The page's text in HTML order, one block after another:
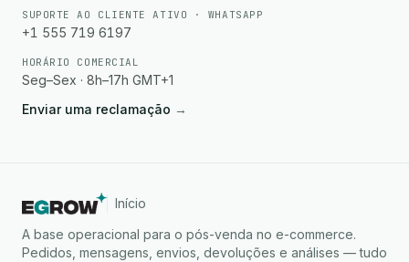
SUPORTE AO CLIENTE ATIVO · WHATSAPP
+1 555 719 6197
HORÁRIO COMERCIAL
Seg–Sex · 8h–17h GMT+1
Enviar uma reclamação →
Início
A base operacional para o pós-venda no e-commerce.
Pedidos, mensagens, envios, devoluções e análises — tudo